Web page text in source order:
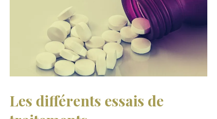
Les différents essais de